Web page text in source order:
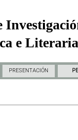
e
PRESENTACIÓN